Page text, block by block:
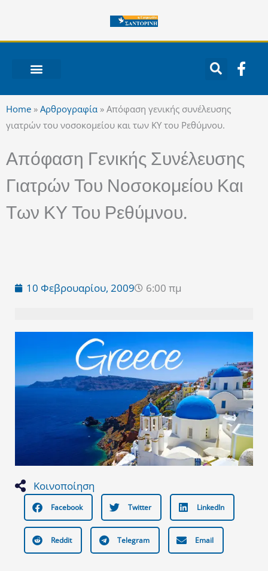
περιεχόμενο
F
a
k
f
Home » Αρθρογραφία » Απόφαση γενικής συνέλευσης
γιατρών του νοσοκομείου και των ΚΥ του Ρεθύμνου.
Απόφαση Γενικής Συνέλευσης
Γιατρών Του Νοσοκομείου Και
Των ΚΥ Του Ρεθύμνου.
10 Φεβρουαρίου, 2009 6:00 πμ
Κοινοποίηση
Facebook Twitter LinkedIn
Reddit Telegram Email